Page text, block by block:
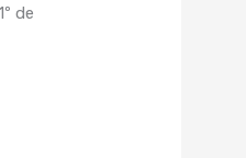
de